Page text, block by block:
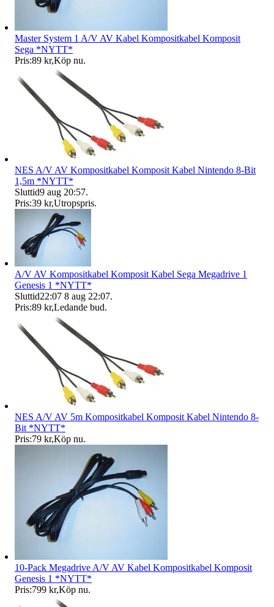
Master System 1 A/V AV Kabel Kompositkabel Komposit
Sega *NYTT*
Pris:89 kr,Köp nu.
NES A/V AV Kompositkabel Komposit Kabel Nintendo 8-Bit
1,5m *NYTT*
Sluttid9 aug 20:57.
Pris:39 kr,Utropspris.
A/V AV Kompositkabel Komposit Kabel Sega Megadrive 1
Genesis 1 *NYTT*
Sluttid22:07 8 aug 22:07.
Pris:89 kr,Ledande bud.
NES A/V AV 5m Kompositkabel Komposit Kabel Nintendo 8-
Bit *NYTT*
Pris:79 kr,Köp nu.
10-Pack Megadrive A/V AV Kabel Kompositkabel Komposit
Genesis 1 *NYTT*
Pris:799 kr,Köp nu.